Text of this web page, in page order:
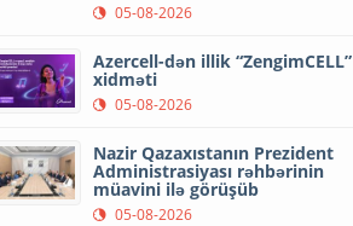
05-08-2026
Azercell-dən illik “ZengimCELL”
xidməti
05-08-2026
Nazir Qazaxıstanın Prezident
Administrasiyası rəhbərinin
müavini ilə görüşüb
05-08-2026